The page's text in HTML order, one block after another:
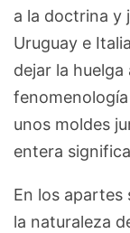
a la doctrina y
Uruguay e
dejar la huelga
unos moldes
entera
En los apartes
la naturaleza